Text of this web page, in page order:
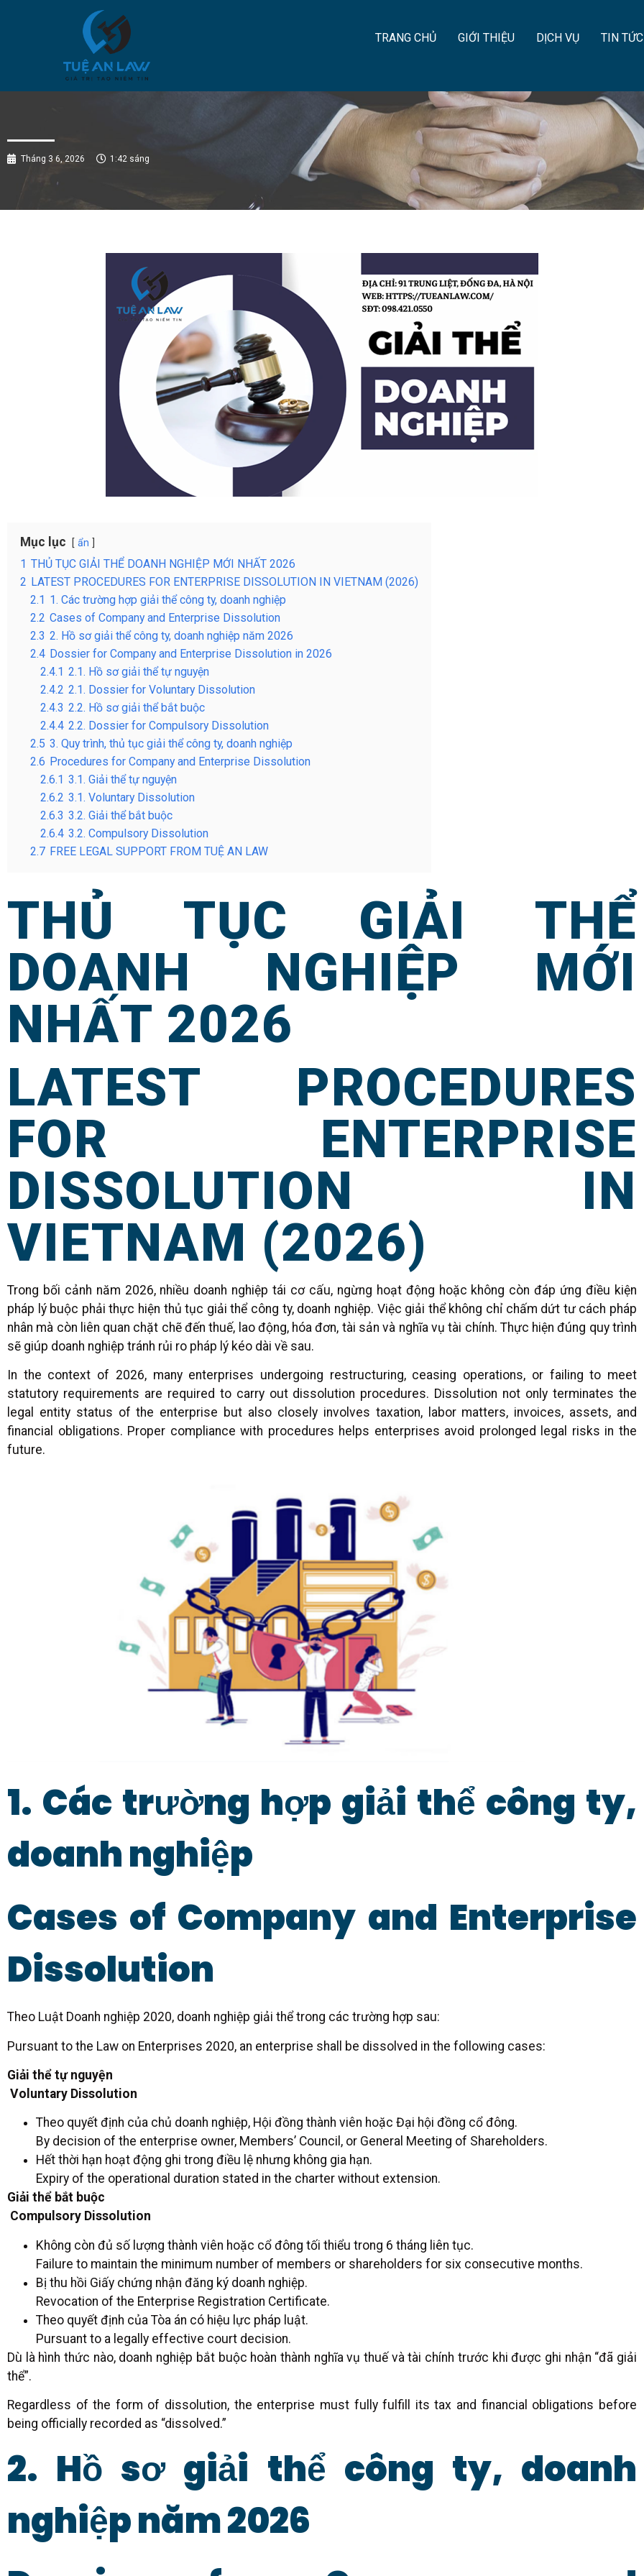
TRANG CHỦ GIỚI THIỆU DỊCH VỤ TIN TỨC
Tháng 3 6, 2026 1:42 sáng
Mục lục ẩn
1 THỦ TỤC GIẢI THỂ DOANH NGHIỆP MỚI NHẤT 2026
2 LATEST PROCEDURES FOR ENTERPRISE DISSOLUTION IN VIETNAM (2026)
2.1 1. Các trường hợp giải thể công ty, doanh nghiệp
2.2 Cases of Company and Enterprise Dissolution
2.3 2. Hồ sơ giải thể công ty, doanh nghiệp năm 2026
2.4 Dossier for Company and Enterprise Dissolution in 2026
2.4.1 2.1. Hồ sơ giải thể tự nguyện
2.4.2 2.1. Dossier for Voluntary Dissolution
2.4.3 2.2. Hồ sơ giải thể bắt buộc
2.4.4 2.2. Dossier for Compulsory Dissolution
2.5 3. Quy trình, thủ tục giải thể công ty, doanh nghiệp
2.6 Procedures for Company and Enterprise Dissolution
2.6.1 3.1. Giải thể tự nguyện
2.6.2 3.1. Voluntary Dissolution
2.6.3 3.2. Giải thể bắt buộc
2.6.4 3.2. Compulsory Dissolution
2.7 FREE LEGAL SUPPORT FROM TUỆ AN LAW
THỦ TỤC GIẢI THỂ
DOANH NGHIỆP MỚI
NHẤT 2026
LATEST PROCEDURES
FOR ENTERPRISE
DISSOLUTION IN
VIETNAM (2026)
Trong bối cảnh năm 2026, nhiều doanh nghiệp tái cơ cấu, ngừng hoạt động hoặc không còn đáp ứng điều kiện
pháp lý buộc phải thực hiện thủ tục giải thể công ty, doanh nghiệp. Việc giải thể không chỉ chấm dứt tư cách pháp
nhân mà còn liên quan chặt chẽ đến thuế, lao động, hóa đơn, tài sản và nghĩa vụ tài chính. Thực hiện đúng quy trình
sẽ giúp doanh nghiệp tránh rủi ro pháp lý kéo dài về sau.
In the context of 2026, many enterprises undergoing restructuring, ceasing operations, or failing to meet
statutory requirements are required to carry out dissolution procedures. Dissolution not only terminates the
legal entity status of the enterprise but also closely involves taxation, labor matters, invoices, assets, and
financial obligations. Proper compliance with procedures helps enterprises avoid prolonged legal risks in the
future.
1. Các trường hợp giải thể công ty,
doanh nghiệp
Cases of Company and Enterprise
Dissolution
Theo Luật Doanh nghiệp 2020, doanh nghiệp giải thể trong các trường hợp sau:
Pursuant to the Law on Enterprises 2020, an enterprise shall be dissolved in the following cases:
Giải thể tự nguyện
Voluntary Dissolution
Theo quyết định của chủ doanh nghiệp, Hội đồng thành viên hoặc Đại hội đồng cổ đông.
By decision of the enterprise owner, Members’ Council, or General Meeting of Shareholders.
Hết thời hạn hoạt động ghi trong điều lệ nhưng không gia hạn.
Expiry of the operational duration stated in the charter without extension.
Giải thể bắt buộc
Compulsory Dissolution
Không còn đủ số lượng thành viên hoặc cổ đông tối thiểu trong 6 tháng liên tục.
Failure to maintain the minimum number of members or shareholders for six consecutive months.
Bị thu hồi Giấy chứng nhận đăng ký doanh nghiệp.
Revocation of the Enterprise Registration Certificate.
Theo quyết định của Tòa án có hiệu lực pháp luật.
Pursuant to a legally effective court decision.
Dù là hình thức nào, doanh nghiệp bắt buộc hoàn thành nghĩa vụ thuế và tài chính trước khi được ghi nhận “đã giải
thể”.
Regardless of the form of dissolution, the enterprise must fully fulfill its tax and financial obligations before
being officially recorded as “dissolved.”
2. Hồ sơ giải thể công ty, doanh
nghiệp năm 2026